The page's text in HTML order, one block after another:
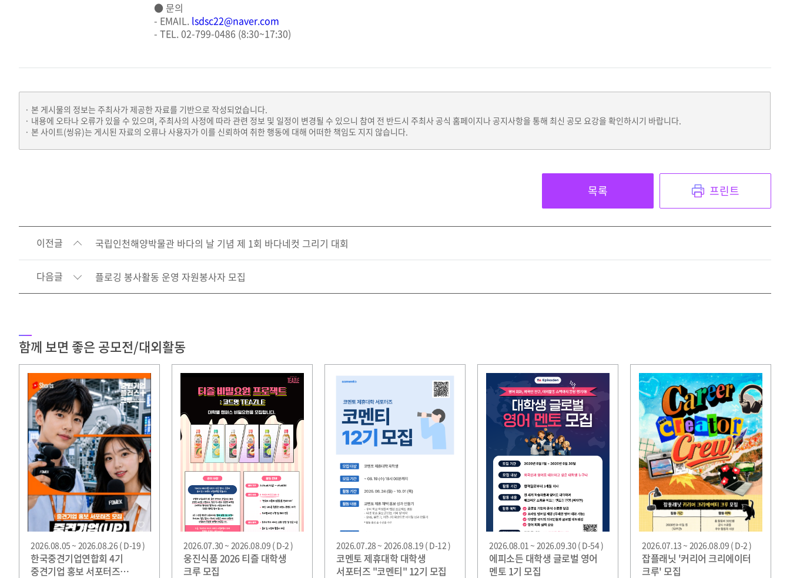
● 문의
- EMAIL. lsdsc22@naver.com
- TEL. 02-799-0486 (8:30~17:30)
본 게시물의 정보는 주최사가 제공한 자료를 기반으로 작성되었습니다.
내용에 오타나 오류가 있을 수 있으며, 주최사의 사정에 따라 관련 정보 및 일정이 변경될 수 있으니 참여 전 반드시 주최사 공식 홈페이지나 공지사항을 통해 최신 공모 요강을 확인하시기 바랍니다.
본 사이트(씽유)는 게시된 자료의 오류나 사용자가 이를 신뢰하여 취한 행동에 대해 어떠한 책임도 지지 않습니다.
목록 프린트
이전글 국립인천해양박물관 바다의 날 기념 제 1회 바다네컷 그리기 대회
다음글 플로깅 봉사활동 운영 자원봉사자 모집
함께 보면 좋은 공모전/대외활동
2026.08.05 ~ 2026.08.26 ( D-19 )
한국중견기업연합회 4기
중견기업 홍보 서포터즈
2026.07.30 ~ 2026.08.09 ( D-2 )
웅진식품 2026 티즐 대학생
크루 모집
2026.07.28 ~ 2026.08.19 ( D-12 )
코멘토 제휴대학 대학생
서포터즈 "코멘티" 12기 모집
2026.08.01 ~ 2026.09.30 ( D-54 )
에피소든 대학생 글로벌 영어
멘토 1기 모집
2026.07.13 ~ 2026.08.09 ( D-2 )
잡플래닛 '커리어 크리에이터
크루' 모집